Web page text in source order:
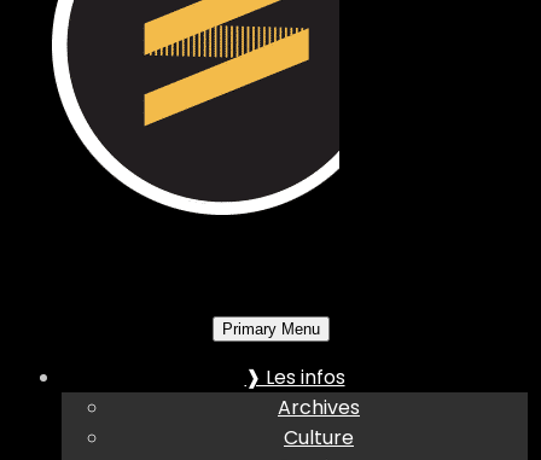
Primary Menu
❱ Les infos
Archives
Culture